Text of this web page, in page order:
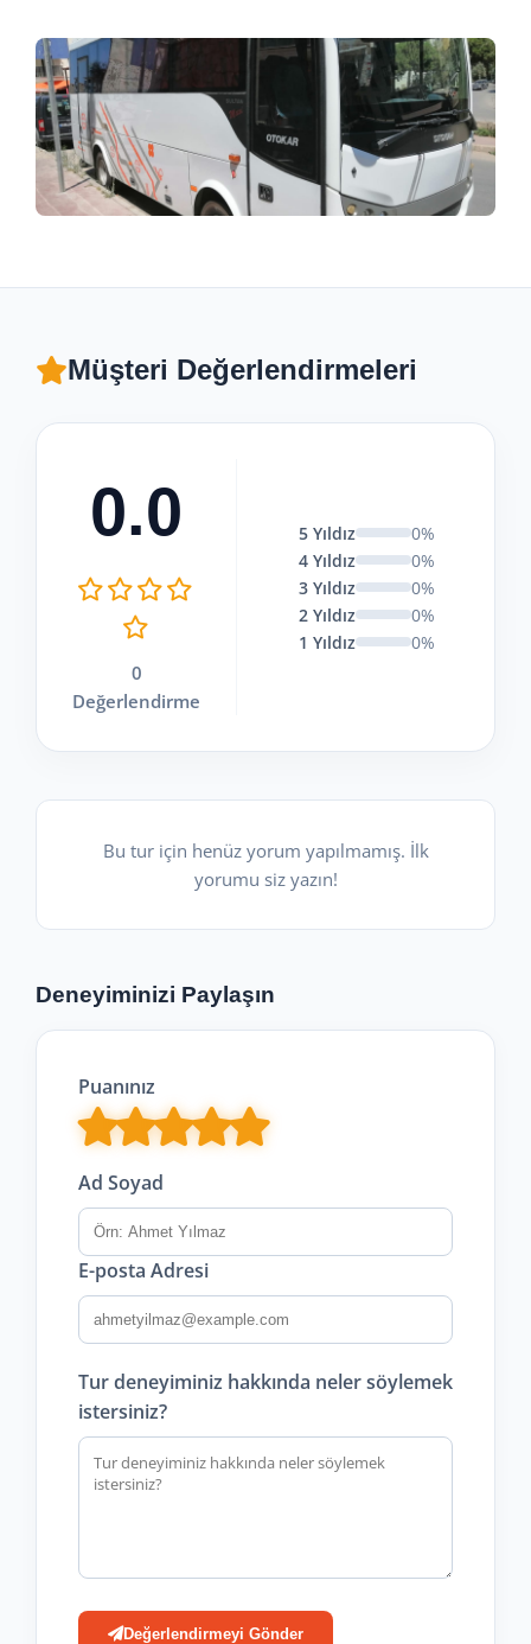
Müşteri Değerlendirmeleri
0.0
0
Değerlendirme
5 Yıldız
0%
4 Yıldız
0%
3 Yıldız
0%
2 Yıldız
0%
1 Yıldız
0%
Bu tur için henüz yorum yapılmamış. İlk
yorumu siz yazın!
Deneyiminizi Paylaşın
Puanınız
Ad Soyad
E-posta Adresi
Tur deneyiminiz hakkında neler söylemek
istersiniz?
Değerlendirmeyi Gönder